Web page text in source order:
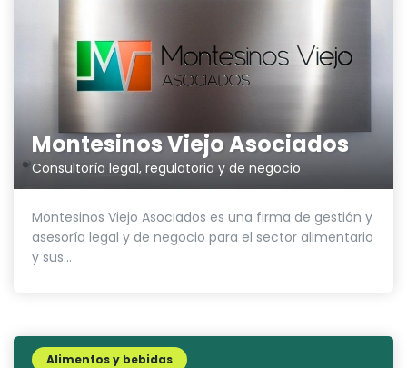
Montesinos Viejo Asociados
Consultoría legal, regulatoria y de negocio
Montesinos Viejo Asociados es una firma de gestión y
asesoría legal y de negocio para el sector alimentario
y sus...
Alimentos y bebidas